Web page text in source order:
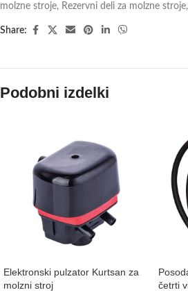
molzne stroje, Rezervni deli za molzne stroje,
Share:
Podobni izdelki
Elektronski pulzator Kurtsan za
molzni stroj
četrti